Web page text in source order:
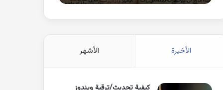
الأخيرة الأشهر
كيفية تحديث/ترقية ويندوز